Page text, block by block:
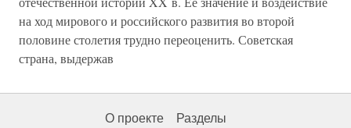
на ход мирового и российского развития во второй
половине столетия трудно переоценить. Советская
страна, выдержав
О проекте Разделы